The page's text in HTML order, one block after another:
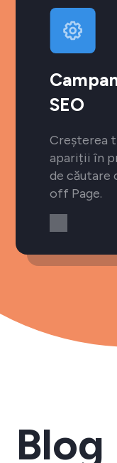
SEO
Creșterea
apariții în
de căutare
off Page.
Blog